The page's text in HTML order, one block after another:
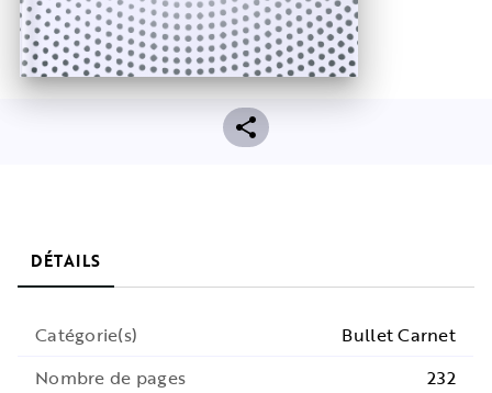
DÉTAILS
Catégorie(s)
Bullet Carnet
Nombre de pages
232